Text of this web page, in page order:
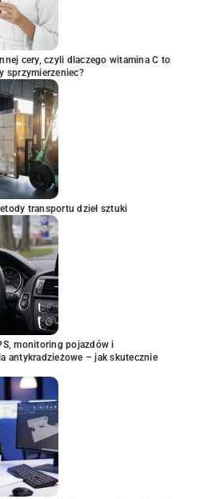
cery, czyli dlaczego witamina C to
sprzymierzeniec?
transportu dzieł sztuki
monitoring pojazdów i
antykradzieżowe – jak skutecznie